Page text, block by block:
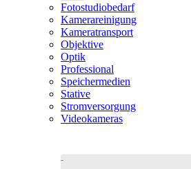
Fotostudiobedarf
Kamerareinigung
Kameratransport
Objektive
Optik
Professional
Speichermedien
Stative
Stromversorgung
Videokameras